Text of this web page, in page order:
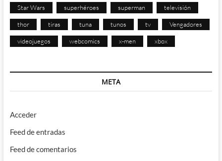
Star Wars superhéroes superman televisión
thor tiras tuna tunos tv Vengadores
videojuegos webcomics x-men xbox
META
Acceder
Feed de entradas
Feed de comentarios